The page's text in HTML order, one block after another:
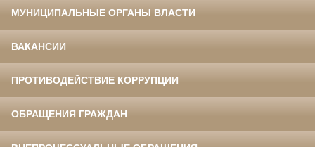
МУНИЦИПАЛЬНЫЕ ОРГАНЫ ВЛАСТИ
ВАКАНСИИ
ПРОТИВОДЕЙСТВИЕ КОРРУПЦИИ
ОБРАЩЕНИЯ ГРАЖДАН